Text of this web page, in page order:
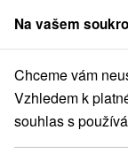
člen skupinySorger
Stredné Slovensko
Na vašem
Chceme vám
Vzhledem k
souhlas s